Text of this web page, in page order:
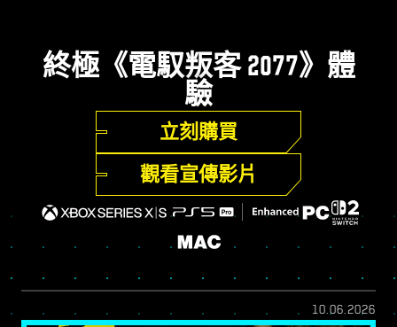
終極《電馭叛客 2077》體
驗
立刻購買
觀看宣傳影片
10.06.2026